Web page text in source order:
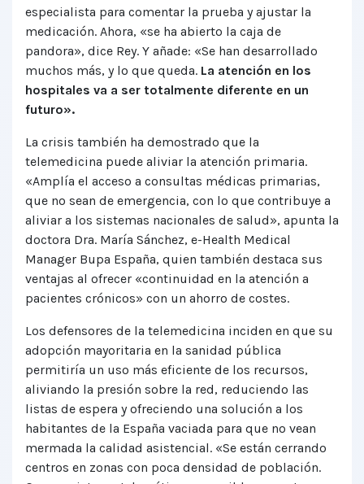
especialista para comentar la prueba y ajustar la
medicación. Ahora, «se ha abierto la caja de
pandora», dice Rey. Y añade: «Se han desarrollado
muchos más, y lo que queda. La atención en los
hospitales va a ser totalmente diferente en un
futuro».
La crisis también ha demostrado que la
telemedicina puede aliviar la atención primaria.
«Amplía el acceso a consultas médicas primarias,
que no sean de emergencia, con lo que contribuye a
aliviar a los sistemas nacionales de salud», apunta la
doctora Dra. María Sánchez, e-Health Medical
Manager Bupa España, quien también destaca sus
ventajas al ofrecer «continuidad en la atención a
pacientes crónicos» con un ahorro de costes.
Los defensores de la telemedicina inciden en que su
adopción mayoritaria en la sanidad pública
permitiría un uso más eficiente de los recursos,
aliviando la presión sobre la red, reduciendo las
listas de espera y ofreciendo una solución a los
habitantes de la España vaciada para que no vean
mermada la calidad asistencial. «Se están cerrando
centros en zonas con poca densidad de población.